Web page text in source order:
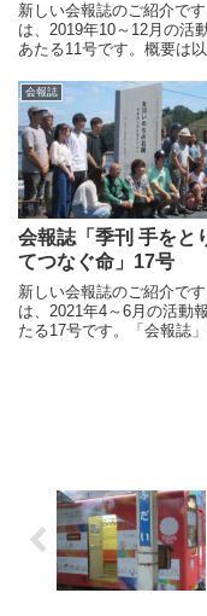
新しい会報誌のご紹介で
は、2019年10～12月の活
あたる11号です。概要は
きますので、ぜひご覧く
災害時ボランティア講座
江）復興庁主催Fw.東北に
葛西図書館で防災講...
会報誌
会報誌「季刊 手をと
てつなぐ命」17号
新しい会報誌のご紹介で
は、2021年4～6月の活動
たる17号です。「会報誌」